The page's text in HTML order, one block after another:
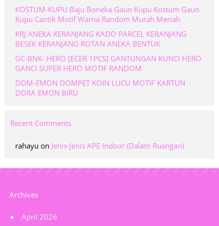
KOSTUM-KUPU Baju Boneka Gaun Kupu Kostum Gaun
Kupu Cantik Motif Warna Random Murah Meriah
KRJ ANEKA KERANJANG KADO PARCEL KERANJANG
BESEK KERANJANG ROTAN ANEKA BENTUK
GC-BNK- HERO [ECER 1PCS] GANTUNGAN KUNCI HERO
GANCI SUPER HERO MOTIF RANDOM
DOM-EMON DOMPET KOIN LUCU MOTIF KARTUN
DORA EMON BIRU
Recent Comments
rahayu on Jenis-Jenis APE Indoor (Dalam Ruangan)
Archives
April 2026